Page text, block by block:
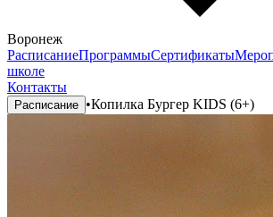
Воронеж
РасписаниеПрограммыСертификаты
школе
Контакты
Расписание •Копилка Бургер KIDS (6+)